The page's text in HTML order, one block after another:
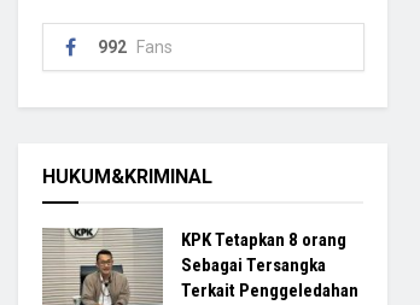
992 Fans
HUKUM&KRIMINAL
KPK Tetapkan 8 orang
Sebagai Tersangka
Terkait Penggeledahan